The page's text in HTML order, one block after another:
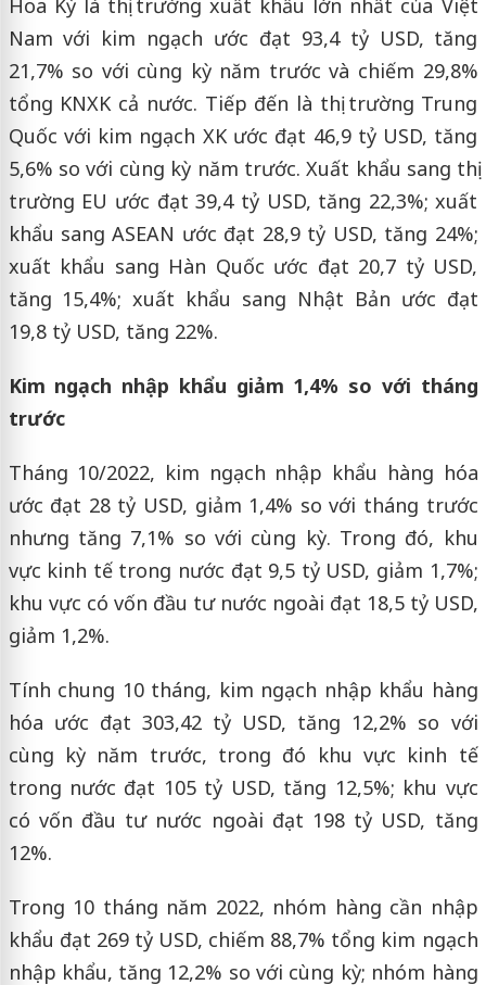
Nam với kim ngạch ước đạt 93,4 tỷ USD, tăng
21,7% so với cùng kỳ năm trước và chiếm 29,8%
tổng KNXK cả nước. Tiếp đến là thị trường Trung
Quốc với kim ngạch XK ước đạt 46,9 tỷ USD, tăng
5,6% so với cùng kỳ năm trước. Xuất khẩu sang thị
trường EU ước đạt 39,4 tỷ USD, tăng 22,3%; xuất
khẩu sang ASEAN ước đạt 28,9 tỷ USD, tăng 24%;
xuất khẩu sang Hàn Quốc ước đạt 20,7 tỷ USD,
tăng 15,4%; xuất khẩu sang Nhật Bản ước đạt
19,8 tỷ USD, tăng 22%.
Kim ngạch nhập khẩu giảm 1,4% so với tháng
trước
Tháng 10/2022, kim ngạch nhập khẩu hàng hóa
ước đạt 28 tỷ USD, giảm 1,4% so với tháng trước
nhưng tăng 7,1% so với cùng kỳ. Trong đó, khu
vực kinh tế trong nước đạt 9,5 tỷ USD, giảm 1,7%;
khu vực có vốn đầu tư nước ngoài đạt 18,5 tỷ USD,
giảm 1,2%.
Tính chung 10 tháng, kim ngạch nhập khẩu hàng
hóa ước đạt 303,42 tỷ USD, tăng 12,2% so với
cùng kỳ năm trước, trong đó khu vực kinh tế
trong nước đạt 105 tỷ USD, tăng 12,5%; khu vực
có vốn đầu tư nước ngoài đạt 198 tỷ USD, tăng
12%.
Trong 10 tháng năm 2022, nhóm hàng cần nhập
khẩu đạt 269 tỷ USD, chiếm 88,7% tổng kim ngạch
nhập khẩu, tăng 12,2% so với cùng kỳ; nhóm hàng